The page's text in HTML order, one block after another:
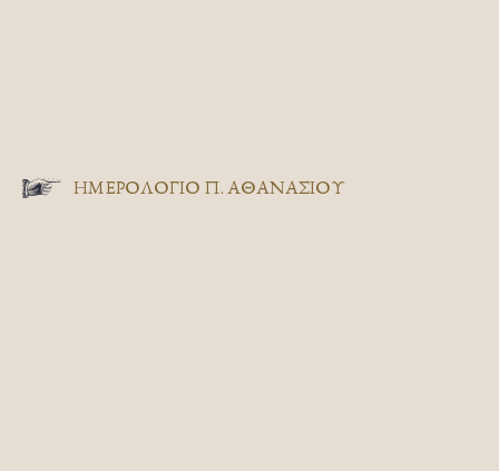
ΗΜΕΡΟΛΟΓΙΟ Π. ΑΘΑΝΑΣΙΟΥ